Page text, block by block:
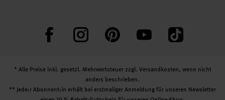
FacebookInstagram PinterestYouTube TikTok
* Alle Preise inkl. gesetzl. Mehrwertsteuer zzgl. Versandkosten, wenn nicht
anders beschrieben.
** Jede:r Abonnent:in erhält bei erstmaliger Anmeldung für unseren Newsletter